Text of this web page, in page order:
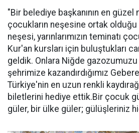
"Bir belediye başkanının en
çocukların neşesine ortak olduğu
neşesi, yarınlarımızın teminatı
Kur'an kursları için buluştukları
geldik. Onlara Niğde
şehrimize kazandırdığımız
Türkiye'nin en uzun renkli
biletlerini hediye ettik.Bir çocuk
güler, bir ülke güler; gülüşleriniz